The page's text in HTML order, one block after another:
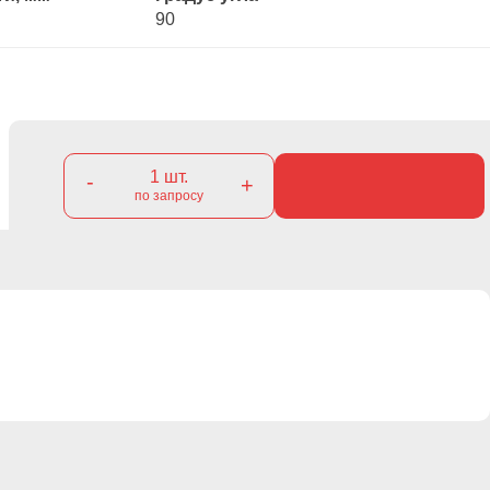
90
- 1 шт.
по запросу +